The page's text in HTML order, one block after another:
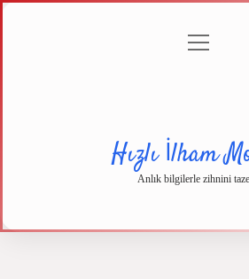
menüyü
Hızlı İlham
Anlık bilgilerle zihnini